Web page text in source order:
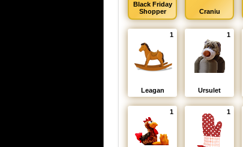
Black Friday
Shopper
Craniu
1
Leagan
1
Ursulet
1 1